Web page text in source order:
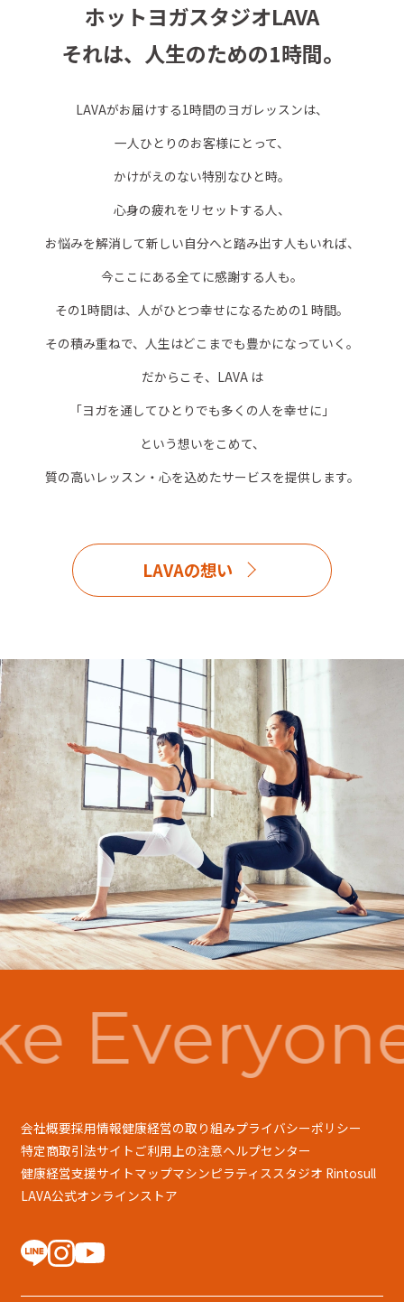
ホットヨガスタジオLAVA
それは、人生のための1時間。
LAVAがお届けする1時間のヨガレッスンは、
一人ひとりのお客様にとって、
かけがえのない特別なひと時。
心身の疲れをリセットする人、
お悩みを解消して新しい自分へと踏み出す人もいれば、
今ここにある全てに感謝する人も。
その1時間は、人がひとつ幸せになるための1 時間。
その積み重ねで、人生はどこまでも豊かになっていく。
だからこそ、LAVA は
「ヨガを通してひとりでも多くの人を幸せに」
という想いをこめて、
質の高いレッスン・心を込めたサービスを提供します。
LAVAの想い
会社概要採用情報健康経営の取り組みプライバシーポリシー
特定商取引法サイトご利用上の注意ヘルプセンター
健康経営支援サイトマップマシンピラティススタジオ Rintosull
LAVA公式オンラインストア